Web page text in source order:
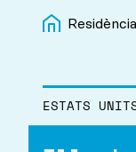
Residència
ESTATS